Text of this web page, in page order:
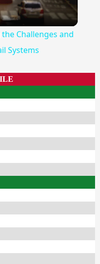
Challenges and
Systems